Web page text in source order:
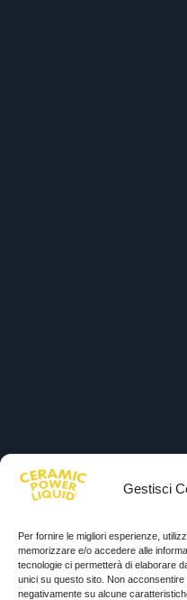
Gestisci
Per fornire le migliori esperienze,
memorizzare e/o accedere alle
tecnologie ci permetterà di elaborare
unici su questo sito. Non
negativamente su alcune